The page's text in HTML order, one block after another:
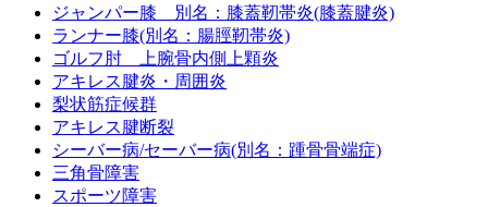
ジャンパー膝 別名：膝蓋靭帯炎(膝蓋腱炎)
ランナー膝(別名：腸脛靭帯炎)
ゴルフ肘 上腕骨内側上顆炎
アキレス腱炎・周囲炎
梨状筋症候群
アキレス腱断裂
シーバー病/セーバー病(別名：踵骨骨端症)
三角骨障害
スポーツ障害